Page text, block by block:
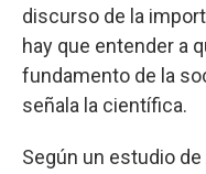
discurso de la
hay que entender a
fundamento de la
señala la científica.
Según un estudio de